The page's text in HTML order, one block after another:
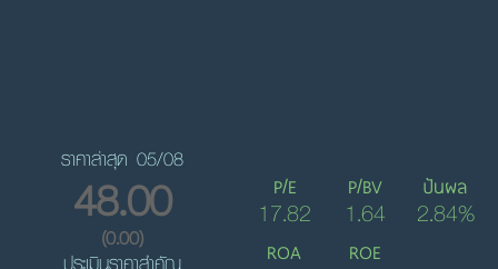
ราคาล่าสุด 05/08
48.00
(0.00)
P/E
17.82
P/BV
1.64
ปันผล
2.84%
ROA ROE